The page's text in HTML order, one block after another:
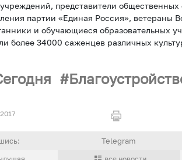
представители
партии «Единая Россия», ветераны
и обучающиеся образовательных
более 34000 саженцев различных